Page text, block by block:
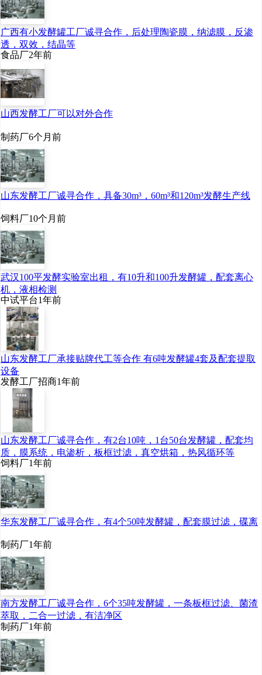
广西有小发酵罐工厂诚寻合作，后处理陶瓷膜，纳滤膜，反渗
透，双效，结晶等
食品厂2年前
山西发酵工厂可以对外合作
制药厂6个月前
山东发酵工厂诚寻合作，具备30m³，60m³和120m³发酵生产线
饲料厂10个月前
武汉100平发酵实验室出租，有10升和100升发酵罐，配套离心
机，液相检测
中试平台1年前
山东发酵工厂承接贴牌代工等合作 有6吨发酵罐4套及配套提取
设备
发酵工厂招商1年前
山东发酵工厂诚寻合作，有2台10吨，1台50台发酵罐，配套均
质，膜系统，电渗析，板框过滤，真空烘箱，热风循环等
饲料厂1年前
华东发酵工厂诚寻合作，有4个50吨发酵罐，配套膜过滤，碟离
制药厂1年前
南方发酵工厂诚寻合作，6个35吨发酵罐，一条板框过滤、菌渣
萃取，二合一过滤，有洁净区
制药厂1年前